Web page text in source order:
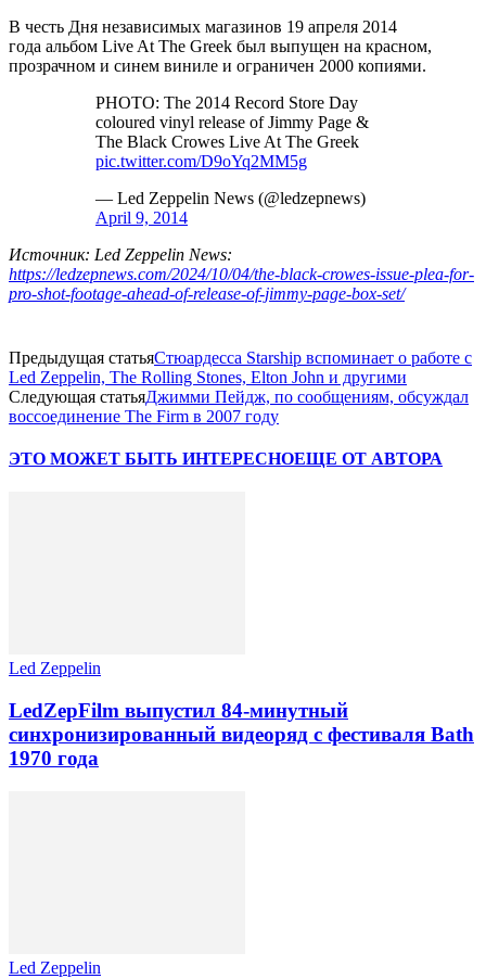
В честь Дня независимых магазинов 19 апреля 2014
года альбом Live At The Greek был выпущен на красном,
прозрачном и синем виниле и ограничен 2000 копиями.
PHOTO: The 2014 Record Store Day
coloured vinyl release of Jimmy Page &
The Black Crowes Live At The Greek
pic.twitter.com/D9oYq2MM5g
— Led Zeppelin News (@ledzepnews)
April 9, 2014
Источник: Led Zeppelin News:
https://ledzepnews.com/2024/10/04/the-black-crowes-issue-plea-for-
pro-shot-footage-ahead-of-release-of-jimmy-page-box-set/
Предыдущая статьяСтюардесса Starship вспоминает о работе с
Led Zeppelin, The Rolling Stones, Elton John и другими
Следующая статьяДжимми Пейдж, по сообщениям, обсуждал
воссоединение The Firm в 2007 году
ЭТО МОЖЕТ БЫТЬ ИНТЕРЕСНОЕЩЕ ОТ АВТОРА
Led Zeppelin
LedZepFilm выпустил 84-минутный
синхронизированный видеоряд с фестиваля Bath
1970 года
Led Zeppelin